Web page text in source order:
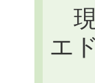
現
エ